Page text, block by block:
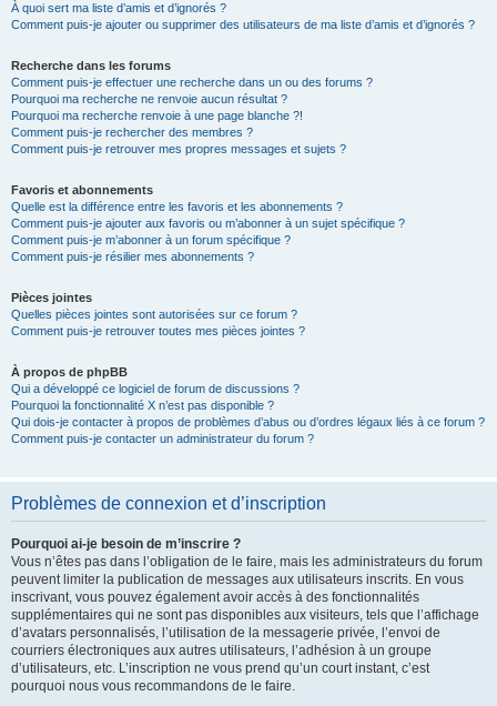
À quoi sert ma liste d’amis et d’ignorés ?
Comment puis-je ajouter ou supprimer des utilisateurs de ma liste d’amis et d’ignorés ?
Recherche dans les forums
Comment puis-je effectuer une recherche dans un ou des forums ?
Pourquoi ma recherche ne renvoie aucun résultat ?
Pourquoi ma recherche renvoie à une page blanche ?!
Comment puis-je rechercher des membres ?
Comment puis-je retrouver mes propres messages et sujets ?
Favoris et abonnements
Quelle est la différence entre les favoris et les abonnements ?
Comment puis-je ajouter aux favoris ou m’abonner à un sujet spécifique ?
Comment puis-je m’abonner à un forum spécifique ?
Comment puis-je résilier mes abonnements ?
Pièces jointes
Quelles pièces jointes sont autorisées sur ce forum ?
Comment puis-je retrouver toutes mes pièces jointes ?
À propos de phpBB
Qui a développé ce logiciel de forum de discussions ?
Pourquoi la fonctionnalité X n’est pas disponible ?
Qui dois-je contacter à propos de problèmes d’abus ou d’ordres légaux liés à ce forum ?
Comment puis-je contacter un administrateur du forum ?
Problèmes de connexion et d’inscription
Pourquoi ai-je besoin de m’inscrire ?
Vous n’êtes pas dans l’obligation de le faire, mais les administrateurs du forum
peuvent limiter la publication de messages aux utilisateurs inscrits. En vous
inscrivant, vous pouvez également avoir accès à des fonctionnalités
supplémentaires qui ne sont pas disponibles aux visiteurs, tels que l’affichage
d’avatars personnalisés, l’utilisation de la messagerie privée, l’envoi de
courriers électroniques aux autres utilisateurs, l’adhésion à un groupe
d’utilisateurs, etc. L’inscription ne vous prend qu’un court instant, c’est
pourquoi nous vous recommandons de le faire.